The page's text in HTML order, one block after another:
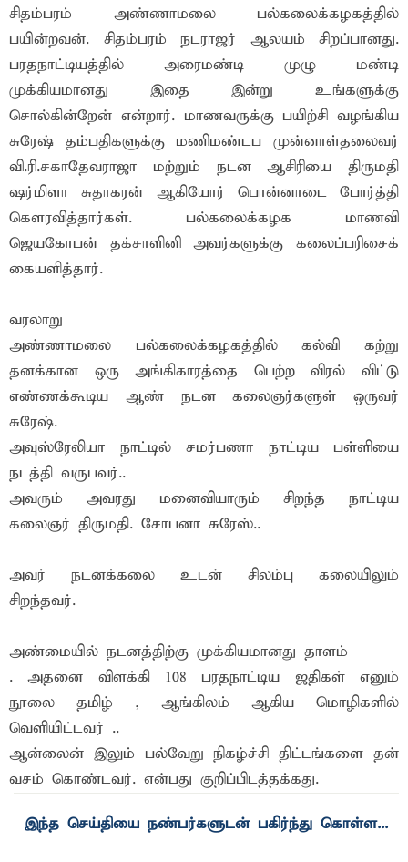
சிதம்பரம் அண்ணாமலை பல்கலைக்கழகத்தில்
பயின்றவன். சிதம்பரம் நடராஜர் ஆலயம் சிறப்பானது.
பரதநாட்டியத்தில் அரைமண்டி முழு மண்டி
முக்கியமானது இதை இன்று உங்களுக்கு
சொல்கின்றேன் என்றார். மாணவருக்கு பயிற்சி வழங்கிய
சுரேஷ் தம்பதிகளுக்கு மணிமண்டப முன்னாள்தலைவர்
வி.ரி.சகாதேவராஜா மற்றும் நடன ஆசிரியை திருமதி
ஷர்மிளா சுதாகரன் ஆகியோர் பொன்னாடை போர்த்தி
கௌரவித்தார்கள். பல்கலைக்கழக மாணவி
ஜெயகோபன் தக்சாளினி அவர்களுக்கு கலைப்பரிசைக்
கையளித்தார்.
வரலாறு
அண்ணாமலை பல்கலைக்கழகத்தில் கல்வி கற்று
தனக்கான ஒரு அங்கிகாரத்தை பெற்ற விரல் விட்டு
எண்ணக்கூடிய ஆண் நடன கலைஞர்களுள் ஒருவர்
சுரேஷ்.
அவுஸ்ரேலியா நாட்டில் சமர்பணா நாட்டிய பள்ளியை
நடத்தி வருபவர்..
அவரும் அவரது மனைவியாரும் சிறந்த நாட்டிய
கலைஞர் திருமதி. சோபனா சுரேஸ்..
அவர் நடனக்கலை உடன் சிலம்பு கலையிலும்
சிறந்தவர்.
அண்மையில் நடனத்திற்கு முக்கியமானது தாளம்
. அதனை விளக்கி 108 பரதநாட்டிய ஜதிகள் எனும்
நூலை தமிழ் , ஆங்கிலம் ஆகிய மொழிகளில்
வெளியிட்டவர் ..
ஆன்லைன் இலும் பல்வேறு நிகழ்ச்சி திட்டங்களை தன்
வசம் கொண்டவர். என்பது குறிப்பிடத்தக்கது.